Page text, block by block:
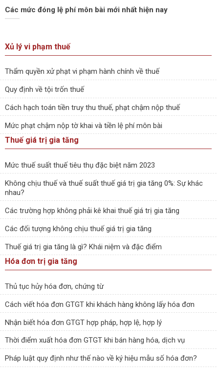
Các mức đóng lệ phí môn bài mới nhất hiện nay
Xủ lý vi phạm thuế
Thẩm quyền xử phạt vi phạm hành chính về thuế
Quy định về tội trốn thuế
Cách hạch toán tiền truy thu thuế, phạt chậm nộp thuế
Mức phạt chậm nộp tờ khai và tiền lệ phí môn bài
Thuế giá trị gia tăng
Mức thuế suất thuế tiêu thụ đặc biệt năm 2023
Không chịu thuế và thuế suất thuế giá trị gia tăng 0%: Sự khác
nhau?
Các trường hợp không phải kê khai thuế giá trị gia tăng
Các đối tượng không chịu thuế giá trị gia tăng
Thuế giá trị gia tăng là gì? Khái niệm và đặc điểm
Hóa đơn trị gia tăng
Thủ tục hủy hóa đơn, chứng từ
Cách viết hóa đơn GTGT khi khách hàng không lấy hóa đơn
Nhận biết hóa đơn GTGT hợp pháp, hợp lệ, hợp lý
Thời điểm xuất hóa đơn GTGT khi bán hàng hóa, dịch vụ
Pháp luật quy định như thế nào về ký hiệu mẫu số hóa đơn?